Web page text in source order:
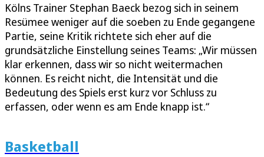
Kölns Trainer Stephan Baeck bezog sich in seinem
Resümee weniger auf die soeben zu Ende gegangene
Partie, seine Kritik richtete sich eher auf die
grundsätzliche Einstellung seines Teams: „Wir müssen
klar erkennen, dass wir so nicht weitermachen
können. Es reicht nicht, die Intensität und die
Bedeutung des Spiels erst kurz vor Schluss zu
erfassen, oder wenn es am Ende knapp ist.“
Basketball